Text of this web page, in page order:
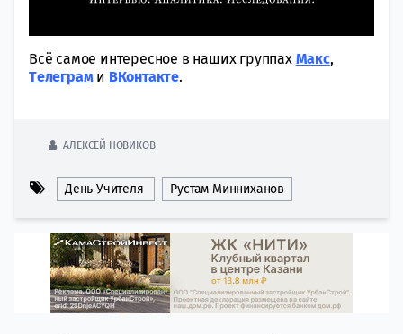
Всё самое интересное в наших группах Макс,
Tелеграми ВКонтакте.
АЛЕКСЕЙ НОВИКОВ
День Учителя Рустам Минниханов